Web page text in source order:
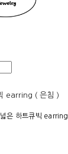
earring ( 은침 )
은 하트큐빅 earring